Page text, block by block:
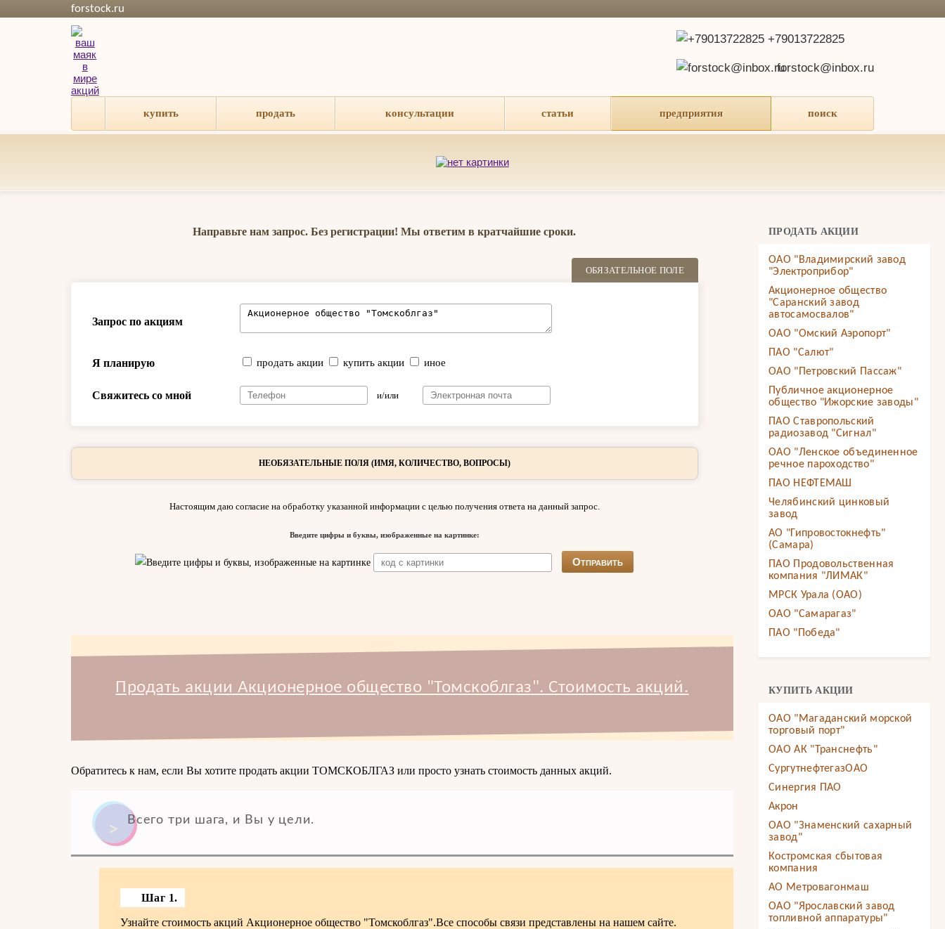
forstock.ru
+79013722825
forstock@inbox.ru
купить продать консультации статьи предприятия поиск
Направьте нам запрос. Без регистрации! Мы ответим в кратчайшие сроки.
ОБЯЗАТЕЛЬНОЕ ПОЛЕ
Запрос по акциям
Я планирую продать акции купить акции иное
Свяжитесь со мной и/или
НЕОБЯЗАТЕЛЬНЫЕ ПОЛЯ (ИМЯ, КОЛИЧЕСТВО, ВОПРОСЫ)
Настоящим даю согласие на обработку указанной информации с целью получения ответа на данный запрос.
Введите цифры и буквы, изображенные на картинке:
Продать акции Акционерное общество "Томскоблгаз". Стоимость акций.
Обратитесь к нам, если Вы хотите продать акции ТОМСКОБЛГАЗ или просто узнать стоимость данных акций.
Всего три шага, и Вы у цели.
Шаг 1.
Узнайте стоимость акций Акционерное общество "Томскоблгаз".Все способы связи представлены на нашем сайте.
ПРОДАТЬ АКЦИИ
ОАО "Владимирский завод
"Электроприбор"
Акционерное общество
"Саранский завод
автосамосвалов"
ОАО "Омский Аэропорт"
ПАО "Салют"
ОАО "Петровский Пассаж"
Публичное акционерное
общество "Ижорские заводы"
ПАО Ставропольский
радиозавод "Сигнал"
ОАО "Ленское объединенное
речное пароходство"
ПАО НЕФТЕМАШ
Челябинский цинковый
завод
АО "Гипровостокнефть"
(Самара)
ПАО Продовольственная
компания "ЛИМАК"
МРСК Урала (ОАО)
ОАО "Самарагаз"
ПАО "Победа"
КУПИТЬ АКЦИИ
ОАО "Магаданский морской
торговый порт"
ОАО АК "Транснефть"
СургутнефтегазОАО
Синергия ПАО
Акрон
ОАО "Знаменский сахарный
завод"
Костромская сбытовая
компания
АО Метровагонмаш
ОАО "Ярославский завод
топливной аппаратуры"